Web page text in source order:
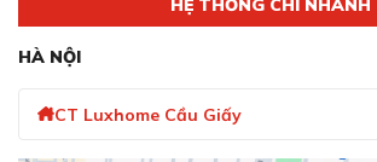
chức năng với một chạm
HÀ NỘI
CT Luxhome Cầu Giấy